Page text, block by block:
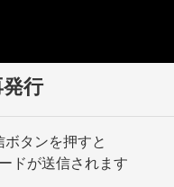
行
ボタンを押すと
ドが送信されます